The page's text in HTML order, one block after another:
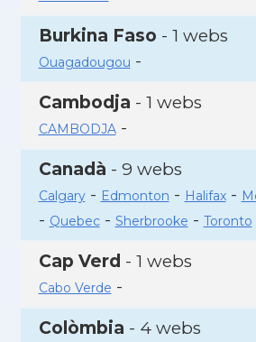
Burkina Faso - 1 webs
Ouagadougou -
Cambodja - 1 webs
CAMBODJA-
Canadà - 9 webs
Calgary- Edmonton - Halifax-
- Quebec- Sherbrooke - Toronto
Cap Verd - 1 webs
Cabo Verde -
Colòmbia - 4 webs